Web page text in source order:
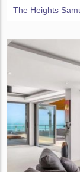
The Heights